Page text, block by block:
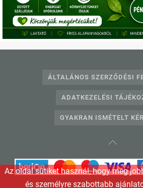
Az oldal sütiket használ, hogy még
és személyre szabottabb
+36703331360,
E-mail:
ÁLTALÁNOS SZERZŐDÉSI
ADATKEZELÉSI
GYAKRAN ISMÉTELT